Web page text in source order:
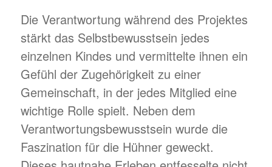
Die Verantwortung während des Projektes
stärkt das Selbstbewusstsein jedes
einzelnen Kindes und vermittelte ihnen ein
Gefühl der Zugehörigkeit zu einer
Gemeinschaft, in der jedes Mitglied eine
wichtige Rolle spielt. Neben dem
Verantwortungsbewusstsein wurde die
Faszination für die Hühner geweckt.